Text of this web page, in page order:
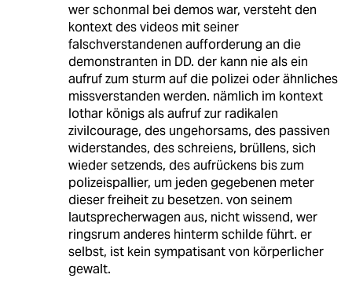
wer schonmal bei demos war, versteht den
kontext des videos mit seiner
falschverstandenen aufforderung an die
demonstranten in DD. der kann nie als ein
aufruf zum sturm auf die polizei oder ähnliches
missverstanden werden. nämlich im kontext
lothar königs als aufruf zur radikalen
zivilcourage, des ungehorsams, des passiven
widerstandes, des schreiens, brüllens, sich
wieder setzends, des aufrückens bis zum
polizeispallier, um jeden gegebenen meter
dieser freiheit zu besetzen. von seinem
lautsprecherwagen aus, nicht wissend, wer
ringsrum anderes hinterm schilde führt. er
selbst, ist kein sympatisant von körperlicher
gewalt.